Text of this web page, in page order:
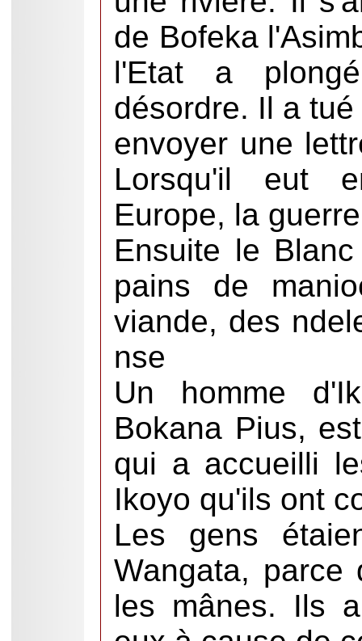
de Bofeka
l'Etat a
désordre. Il a
envoyer une
Lorsqu'il eut
Europe, la
Ensuite le
pains de
viande, des
nse
Un homme
Bokana Pius,
qui a accueilli
Ikoyo qu'ils ont
Les gens
Wangata, parce
les mânes. Ils